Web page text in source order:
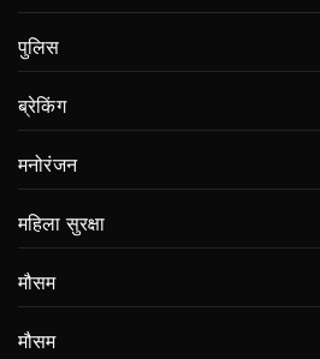
पुलिस
ब्रेकिंग
मनोरंजन
महिला सुरक्षा
मौसम
मौसम